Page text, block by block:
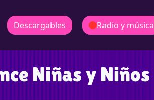
Descargables Radio y música
Niñas y Niños